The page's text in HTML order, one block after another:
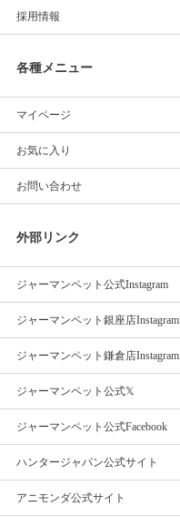
採用情報
各種メニュー
マイページ
お気に入り
お問い合わせ
外部リンク
ジャーマンペット公式Instagram
ジャーマンペット銀座店Instagram
ジャーマンペット鎌倉店Instagram
ジャーマンペット公式𝕏
ジャーマンペット公式Facebook
ハンタージャパン公式サイト
アニモンダ公式サイト